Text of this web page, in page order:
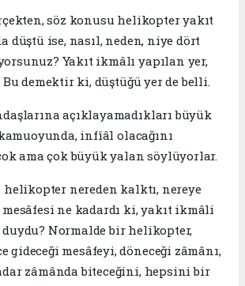
söz konusu helikopter yakıt
düştü ise, nasıl, neden, niye dört
Yakıt ikmâlı yapılan yer,
demektir ki, düştüğü yer de belli.
açıklayamadıkları büyük
infîâl olacağını
ama çok büyük yalan söylüyorlar.
helikopter nereden kalktı, nereye
ne kadardı ki, yakıt ikmâli
Normalde bir helikopter,
gideceği mesâfeyi, döneceği zâmânı,
zâmânda biteceğini, hepsini bir